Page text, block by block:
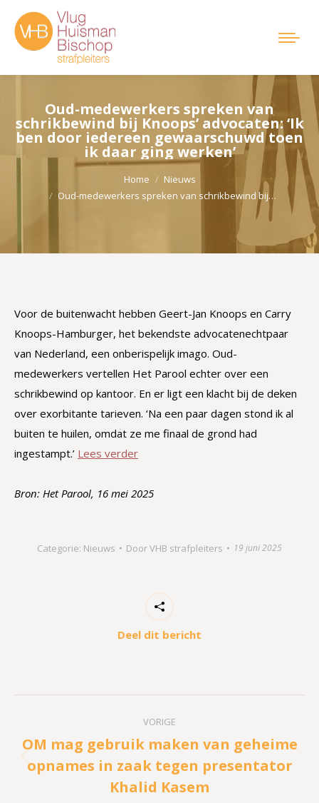
Oud-medewerkers spreken van
schrikbewind bij Knoops’ advocaten: ‘Ik
ben door iedereen gewaarschuwd toen
ik daar ging werken’
Home
Nieuws
Oud-medewerkers spreken van schrikbewind bij…
Voor de buitenwacht hebben Geert-Jan Knoops en Carry
Knoops-Hamburger, het bekendste advocatenechtpaar
van Nederland, een onberispelijk imago. Oud-
medewerkers vertellen Het Parool echter over een
schrikbewind op kantoor. En er ligt een klacht bij de deken
over exorbitante tarieven. ‘Na een paar dagen stond ik al
buiten te huilen, omdat ze me finaal de grond had
ingestampt.’ Lees verder
Bron: Het Parool, 16 mei 2025
Categorie: Nieuws DoorVHB strafpleiters 19 juni 2025
Deel dit bericht
VORIGE
Vorig
bericht
OM mag gebruik maken van geheime
opnames in zaak tegen presentator
Khalid Kasem